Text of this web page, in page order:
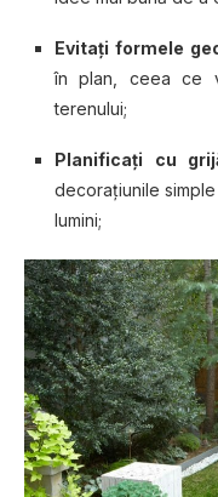
Evitaţi formele
în plan, ceea ce
terenului;
Planificaţi cu
decoraţiunile
lumini;